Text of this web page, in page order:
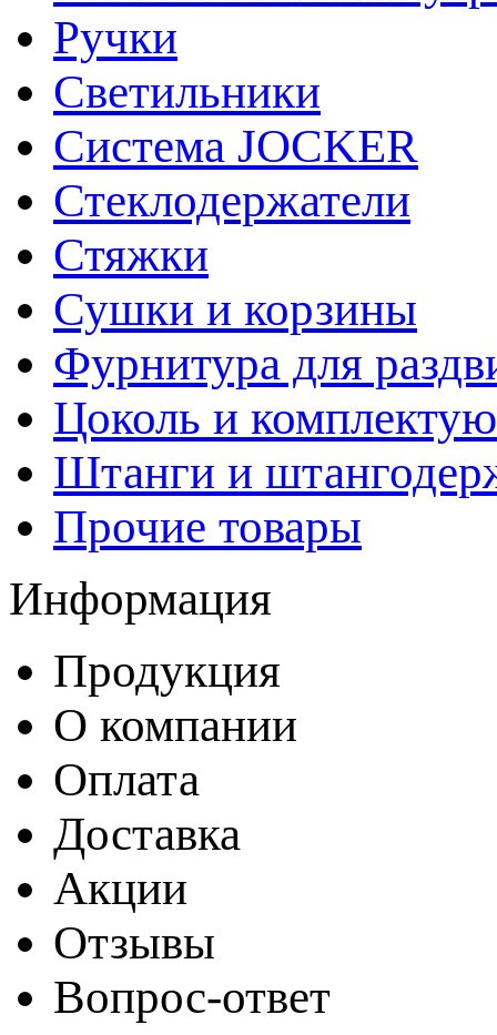
Ручки
Светильники
Система JOCKER
Стеклодержатели
Стяжки
Сушки и корзины
Фурнитура для
Цоколь и
Штанги и
Прочие товары
Информация
Продукция
О компании
Оплата
Доставка
Акции
Отзывы
Вопрос-ответ